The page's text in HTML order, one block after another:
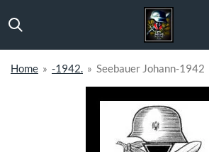
direct
hoofdinhoud
Home » -1942. » Seebauer Johann-1942